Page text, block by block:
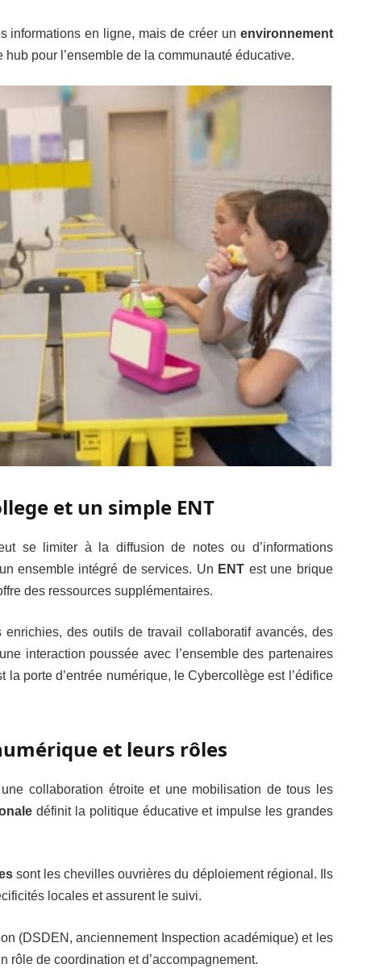
informations en ligne, mais de créer un environnement
hub pour l’ensemble de la communauté éducative.
et un simple ENT
se limiter à la diffusion de notes ou d’informations
ensemble intégré de services. Un ENT est une brique
des ressources supplémentaires.
enrichies, des outils de travail collaboratif avancés, des
interaction poussée avec l’ensemble des partenaires
la porte d’entrée numérique, le Cybercollège est l’édifice
et leurs rôles
collaboration étroite et une mobilisation de tous les
définit la politique éducative et impulse les grandes
sont les chevilles ouvrières du déploiement régional. Ils
locales et assurent le suivi.
(DSDEN, anciennement Inspection académique) et les
rôle de coordination et d’accompagnement.